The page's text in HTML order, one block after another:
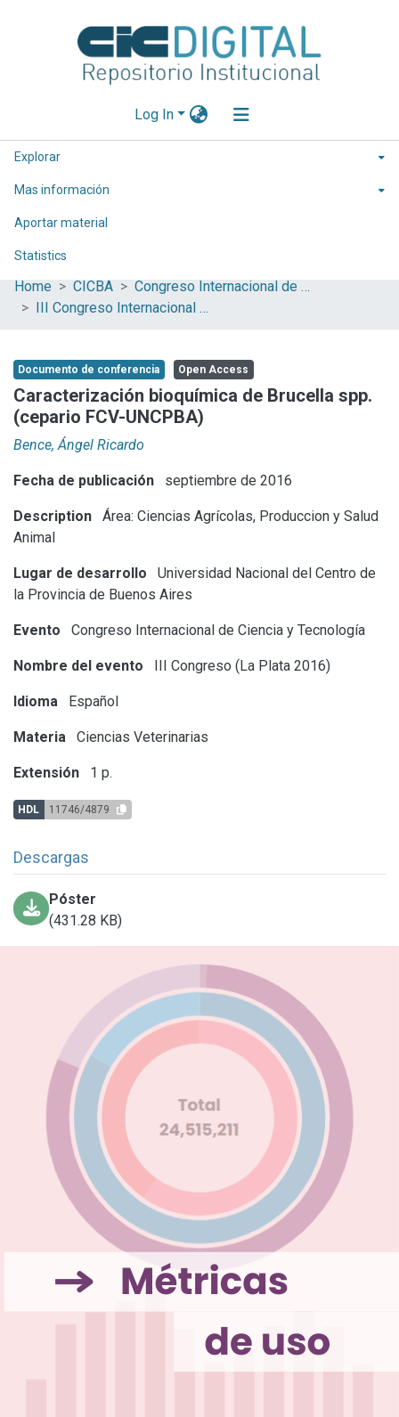
Log In
Explorar
Mas información
Aportar material
Statistics
Home CICBA
Congreso Internacional de Ciencia y Tecnología
III Congreso Internacional de Ciencia y Tecnología
Documento de conferencia Open Access
Caracterización bioquímica de Brucella spp.
(cepario FCV-UNCPBA)
Bence, Ángel Ricardo
Fecha de publicación septiembre de 2016
Description
Área: Ciencias Agrícolas, Produccion y Salud
Animal
Lugar de desarrollo
Universidad Nacional del Centro de
la Provincia de Buenos Aires
Evento Congreso Internacional de Ciencia y Tecnología
Nombre del evento III Congreso (La Plata 2016)
Idioma Español
Materia Ciencias Veterinarias
Extensión 1 p.
HDL 11746/4879
Descargas
Póster
(431.28 KB)